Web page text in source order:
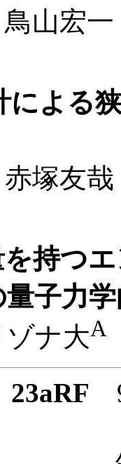
山宏一
による
塚友哉
持つ
子力
ナ大A
23aRF